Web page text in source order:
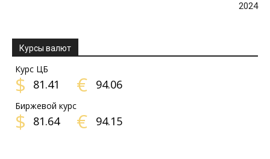
2024
Курсы валют
Курс ЦБ
$ 81.41 € 94.06
Биржевой курс
$ 81.64 € 94.15